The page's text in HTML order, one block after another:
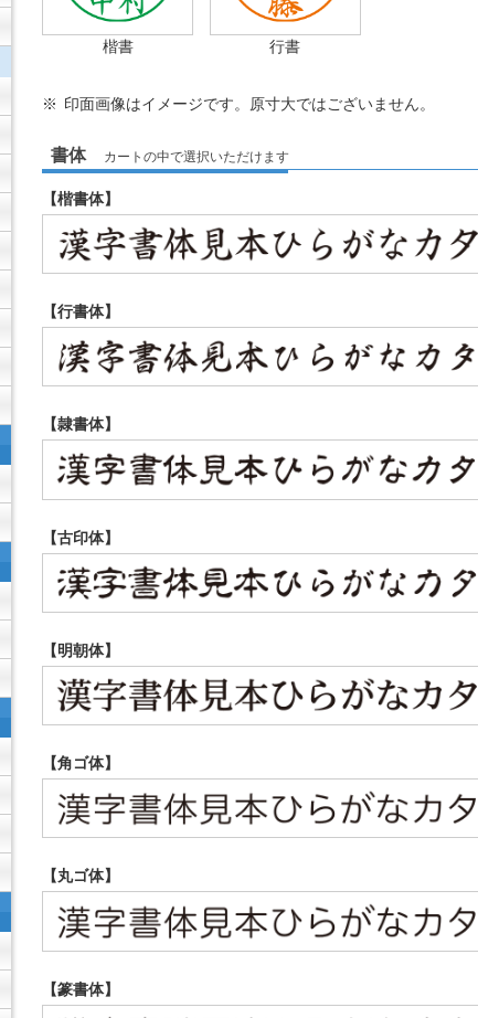
楷書 行書
印面画像はイメージです。原寸大ではございません。
書体 カートの中で選択いただけます
【楷書体】
【行書体】
【隷書体】
【古印体】
【明朝体】
【角ゴ体】
【丸ゴ体】
【篆書体】